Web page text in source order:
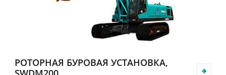
РОТОРНАЯ БУРОВАЯ УСТАНОВКА,